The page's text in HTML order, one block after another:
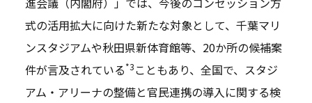
式の活用拡大に向けた新たな対象として、千葉マリ
ンスタジアムや秋田県新体育館等、20か所の候補案
件が言及されている*3こともあり、全国で、スタジ
アム・アリーナの整備と官民連携の導入に関する検